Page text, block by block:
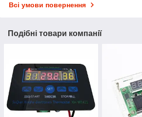
Всі умови повернення
Подібні товари компанії